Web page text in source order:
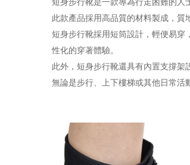
短身步行靴是一款專為行走困難的人
此款產品採用高品質的材料製成，質
短身步行靴採用短筒設計，輕便易
性化的穿著體驗。
此外，短身步行靴還具有內置支撐架
無論是步行、上下樓梯或其他日常活